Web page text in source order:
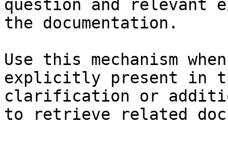
question and relevant
the documentation.
Use this mechanism
explicitly present in
clarification or